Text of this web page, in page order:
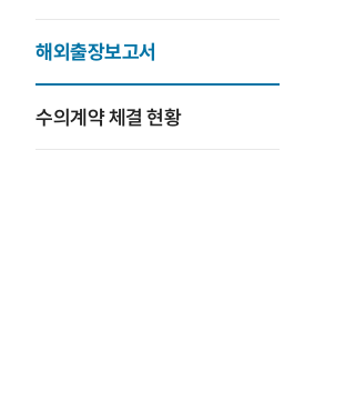
해외출장보고서
수의계약 체결 현황